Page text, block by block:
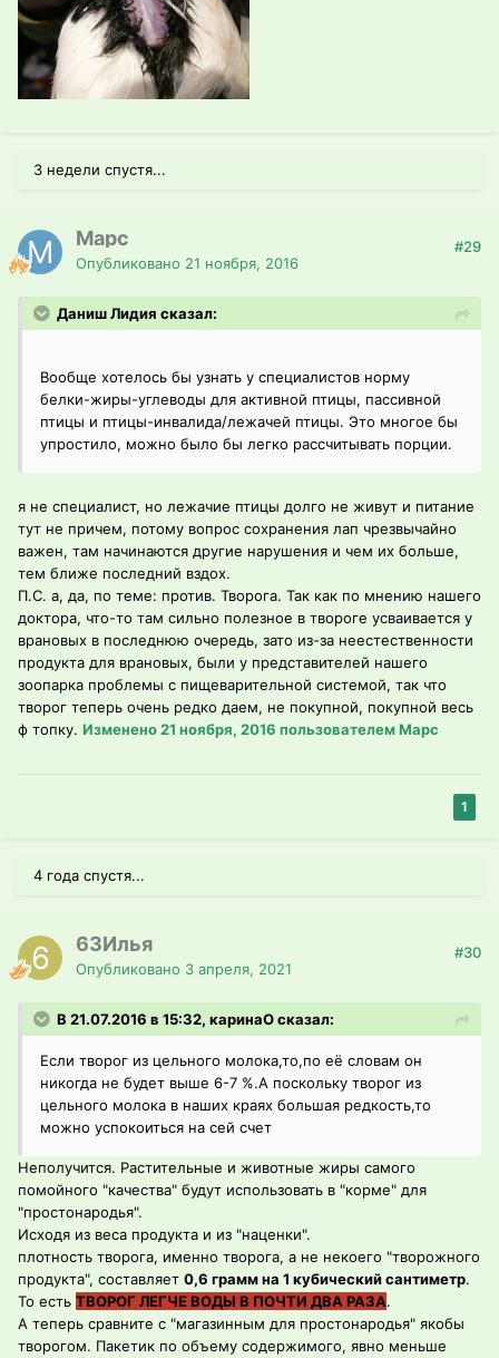
3 недели спустя...
Марс
Опубликовано 21 ноября, 2016
#29
Даниш Лидия сказал:
Вообще хотелось бы узнать у специалистов норму
белки-жиры-углеводы для активной птицы, пассивной
птицы и птицы-инвалида/лежачей птицы. Это многое бы
упростило, можно было бы легко рассчитывать порции.
я не специалист, но лежачие птицы долго не живут и питание
тут не причем, потому вопрос сохранения лап чрезвычайно
важен, там начинаются другие нарушения и чем их больше,
тем ближе последний вздох.
П.С. а, да, по теме: против. Творога. Так как по мнению нашего
доктора, что-то там сильно полезное в твороге усваивается у
врановых в последнюю очередь, зато из-за неестественности
продукта для врановых, были у представителей нашего
зоопарка проблемы с пищеварительной системой, так что
творог теперь очень редко даем, не покупной, покупной весь
ф топку. Изменено21 ноября, 2016 пользователем Марс
1
4 года спустя...
63Илья
Опубликовано 3 апреля, 2021
#30
В 21.07.2016 в 15:32, каринаО сказал:
Если творог из цельного молока,то,по её словам он
никогда не будет выше 6-7 %.А поскольку творог из
цельного молока в наших краях большая редкость,то
можно успокоиться на сей счет
Неполучится. Растительные и животные жиры самого
помойного "качества" будут использовать в "корме" для
"простонародья".
Исходя из веса продукта и из "наценки".
плотность творога, именно творога, а не некоего "творожного
продукта", составляет 0,6 грамм на 1 кубический сантиметр.
То есть ТВОРОГ ЛЕГЧЕ ВОДЫ В ПОЧТИ ДВА РАЗА.
А теперь сравните с "магазинным для простонародья" якобы
творогом. Пакетик по объему содержимого, явно меньше